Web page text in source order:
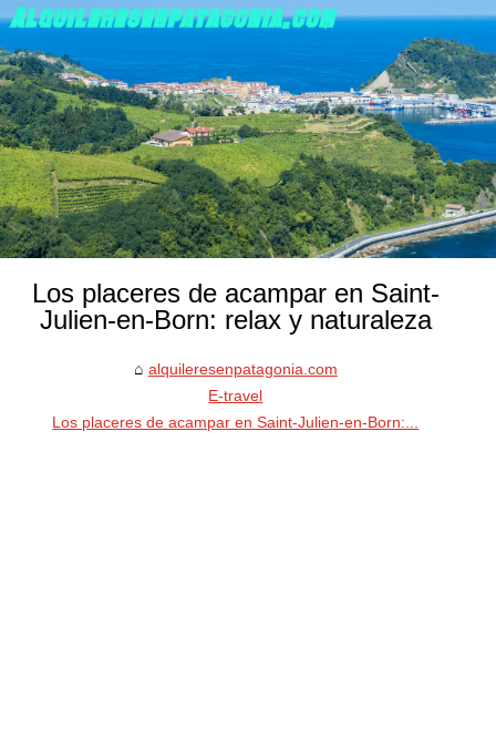
Los placeres de acampar en Saint-
Julien-en-Born: relax y naturaleza
alquileresenpatagonia.com
E-travel
Los placeres de acampar en Saint-Julien-en-Born:...